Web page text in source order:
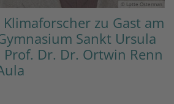
© Lotte Osterman
zu Gast am
Sankt Ursula
Dr. Dr. Ortwin Renn